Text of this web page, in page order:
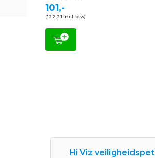
101,-
(122,21 Incl. btw)
Hi Viz veiligheidspet